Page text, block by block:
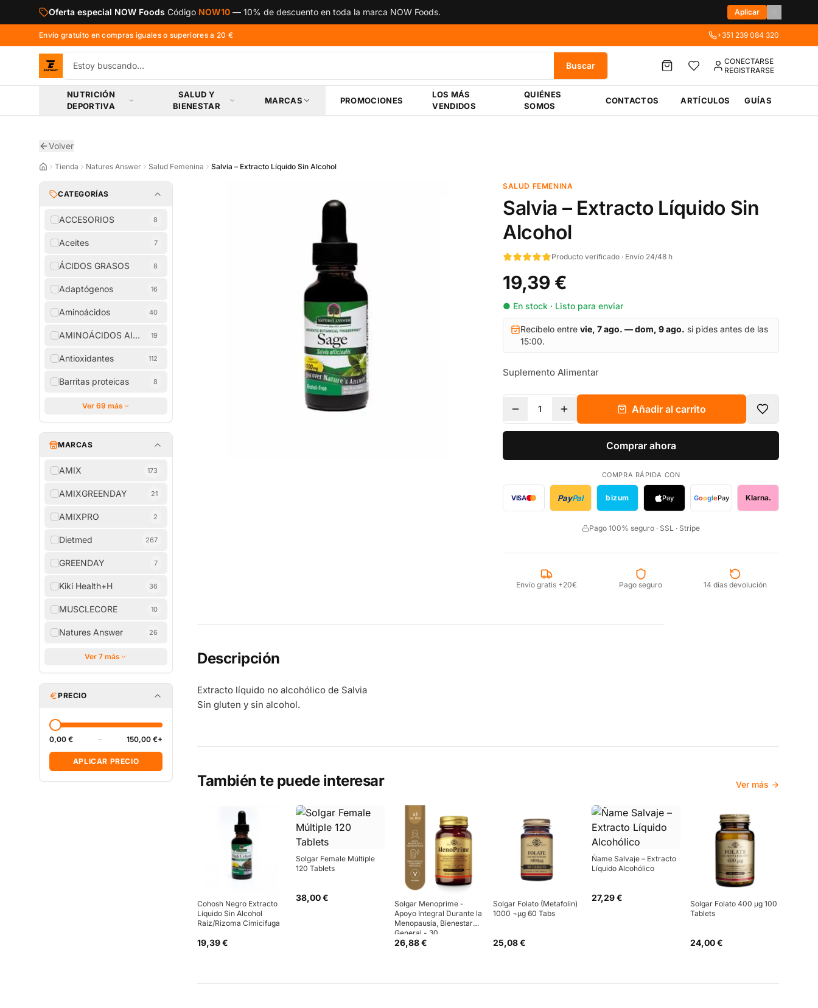
Saltar al contenido principal
Oferta especial NOW Foods Código NOW10 — 10% de descuento en toda la marca NOW Foods. Aplicar
Envío gratuito en compras iguales o superiores a 20 € +351 239 084 320
Buscar
CONECTARSE
REGISTRARSE
NUTRICIÓN
DEPORTIVA
SALUD Y
BIENESTAR
MARCAS PROMOCIONES
LOS MÁS
VENDIDOS
QUIÉNES
SOMOS
CONTACTOS ARTÍCULOS GUÍAS
Volver
Tienda Natures Answer Salud Femenina Salvia – Extracto Líquido Sin Alcohol
CATEGORÍAS
ACCESORIOS 8
Aceites 7
ÁCIDOS GRASOS 8
Adaptógenos 16
Aminoácidos 40
AMINOÁCIDOS AISLADOS
19
Antioxidantes 112
Barritas proteicas 8
Ver 69 más
MARCAS
AMIX 173
AMIXGREENDAY 21
AMIXPRO 2
Dietmed 267
GREENDAY 7
Kiki Health+H 36
MUSCLECORE 10
Natures Answer 26
Ver 7 más
PRECIO
0,00 € – 150,00 €+
APLICAR PRECIO
SALUD FEMENINA
Salvia – Extracto Líquido Sin
Alcohol
Producto verificado · Envío 24/48 h
19,39 €
● En stock · Listo para enviar
Recíbelo entre vie, 7 ago. — dom, 9 ago. si pides antes de las
15:00.
Suplemento Alimentar
1 Añadir al carrito
Comprar ahora
COMPRA RÁPIDA CON
VISA PayPal bizum Pay GooglePay Klarna.
Pago 100% seguro · SSL · Stripe
Envío gratis +20€ Pago seguro 14 días devolución
Descripción
Extracto líquido no alcohólico de Salvia
Sin gluten y sin alcohol.
También te puede interesar Ver más →
Cohosh Negro Extracto
Líquido Sin Alcohol
Raíz/Rizoma Cimicifuga
19,39 €
Solgar Female Múltiple
120 Tablets
38,00 €
Solgar Menoprime -
Apoyo Integral Durante la
Menopausia, Bienestar
General - 30
Comprimidos
26,88 €
Solgar Folato (Metafolin)
1000 ¬µg 60 Tabs
25,08 €
Ñame Salvaje – Extracto
Líquido Alcohólico
27,29 €
Solgar Folato 400 µg 100
Tablets
24,00 €